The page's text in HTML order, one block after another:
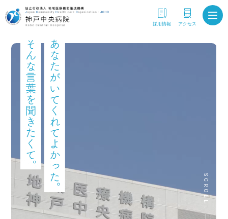
採用情報 アクセス
SCROLL